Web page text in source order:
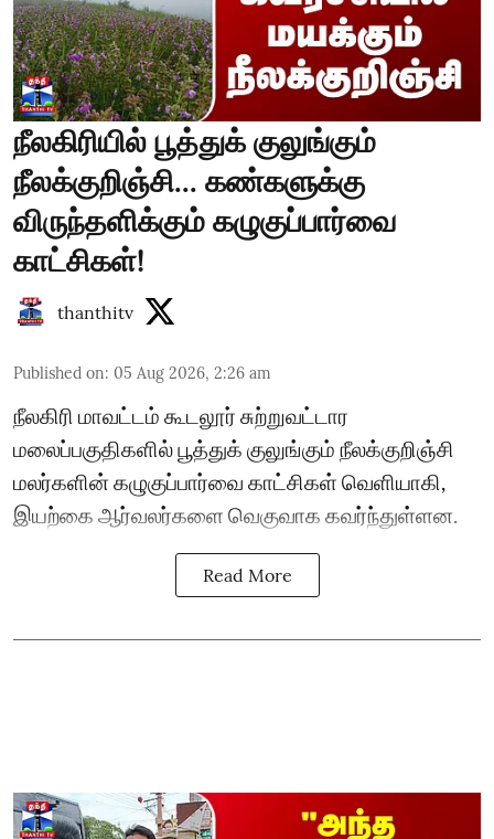
நீலகிரியில் பூத்துக் குலுங்கும்
நீலக்குறிஞ்சி... கண்களுக்கு
விருந்தளிக்கும் கழுகுப்பார்வை
காட்சிகள்!
thanthitv
Published on: 05 Aug 2026, 2:26 am
நீலகிரி மாவட்டம் கூடலூர் சுற்றுவட்டார
மலைப்பகுதிகளில் பூத்துக் குலுங்கும் நீலக்குறிஞ்சி
மலர்களின் கழுகுப்பார்வை காட்சிகள் வெளியாகி,
இயற்கை ஆர்வலர்களை வெகுவாக கவர்ந்துள்ளன.
Read More